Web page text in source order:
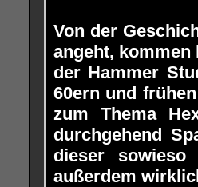
Von der
angeht, kommen
der Hammer
60ern und
zum Thema
durchgehend
dieser
außerdem